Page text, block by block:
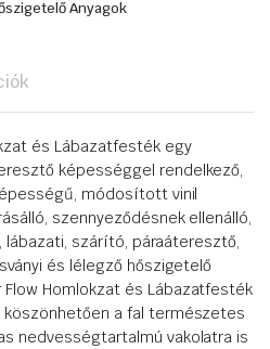
Anyagok
és Lábazatfesték egy
képességgel rendelkező,
módosított vinil
szennyeződésnek ellenálló,
lábazati, szárító, páraáteresztő,
és lélegző hőszigetelő
Flow Homlokzat és Lábazatfesték
a fal természetes
nedvességtartalmú vakolatra is